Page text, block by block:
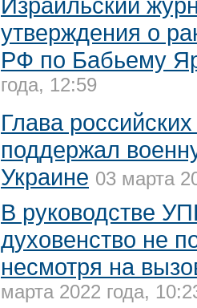
утверждения о
РФ по Бабьему
года, 12:59
Глава
поддержал
Украине 03 марта
В руководстве
духовенство не
несмотря на
марта 2022 года,